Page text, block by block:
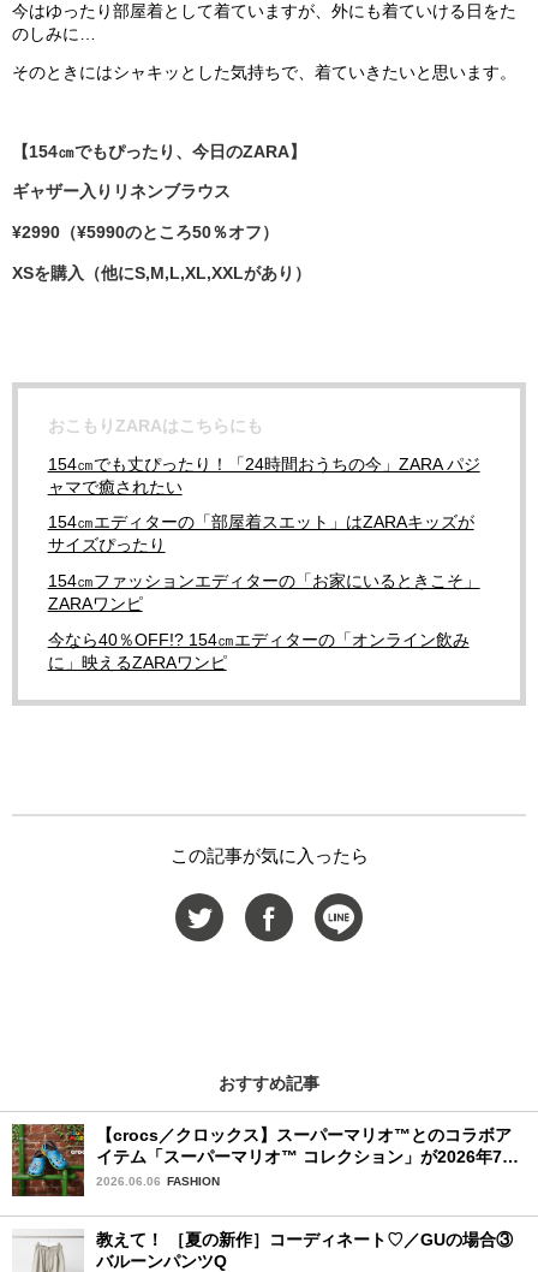
今はゆったり部屋着として着ていますが、外にも着ていける日をた
のしみに…
そのときにはシャキッとした気持ちで、着ていきたいと思います。
【154㎝でもぴったり、今日のZARA】
ギャザー入りリネンブラウス
¥2990（¥5990のところ50％オフ）
XSを購入（他にS,M,L,XL,XXLがあり）
おこもりZARAはこちらにも
154㎝でも丈ぴったり！「24時間おうちの今」ZARA パジ
ャマで癒されたい
154㎝エディターの「部屋着スエット」はZARAキッズが
サイズぴったり
154㎝ファッションエディターの「お家にいるときこそ」
ZARAワンピ
今なら40％OFF!? 154㎝エディターの「オンライン飲み
に」映えるZARAワンピ
この記事が気に入ったら
おすすめ記事
【crocs／クロックス】スーパーマリオ™とのコラボア
イテム「スーパーマリオ™ コレクション」が2026年7月
16日より発売開始！
2026.06.06 FASHION
教えて！ ［夏の新作］コーディネート♡／GUの場合③
バルーンパンツQ